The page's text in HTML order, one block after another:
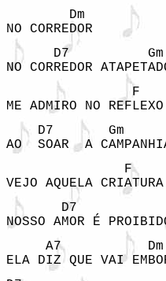
        Dm
NO CORREDOR
D7
NO CORREDOR
F
ME ADMIRO NO
D7       Gm
AO  SOAR  A
F
VEJO AQUELA
D7
NOSSO AMOR É
     A7           Dm
ELA DIZ QUE VAI